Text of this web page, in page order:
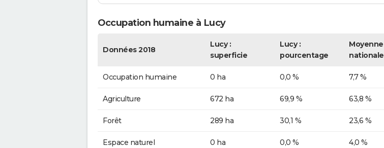
Occupation humaine à Lucy
Données 2018
Lucy :
superficie
Lucy :
pourcentage
Moyenne
nationale
Occupation humaine 0 ha 0,0 % 7,7 %
Agriculture 672 ha 69,9 % 63,8 %
Forêt 289 ha 30,1 % 23,6 %
Espace naturel 0 ha 0,0 % 4,0 %